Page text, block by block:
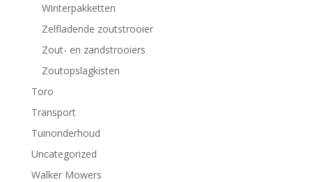
Winterpakketten
Zelfladende zoutstrooier
Zout- en zandstrooiers
Zoutopslagkisten
Toro
Transport
Tuinonderhoud
Uncategorized
Walker Mowers